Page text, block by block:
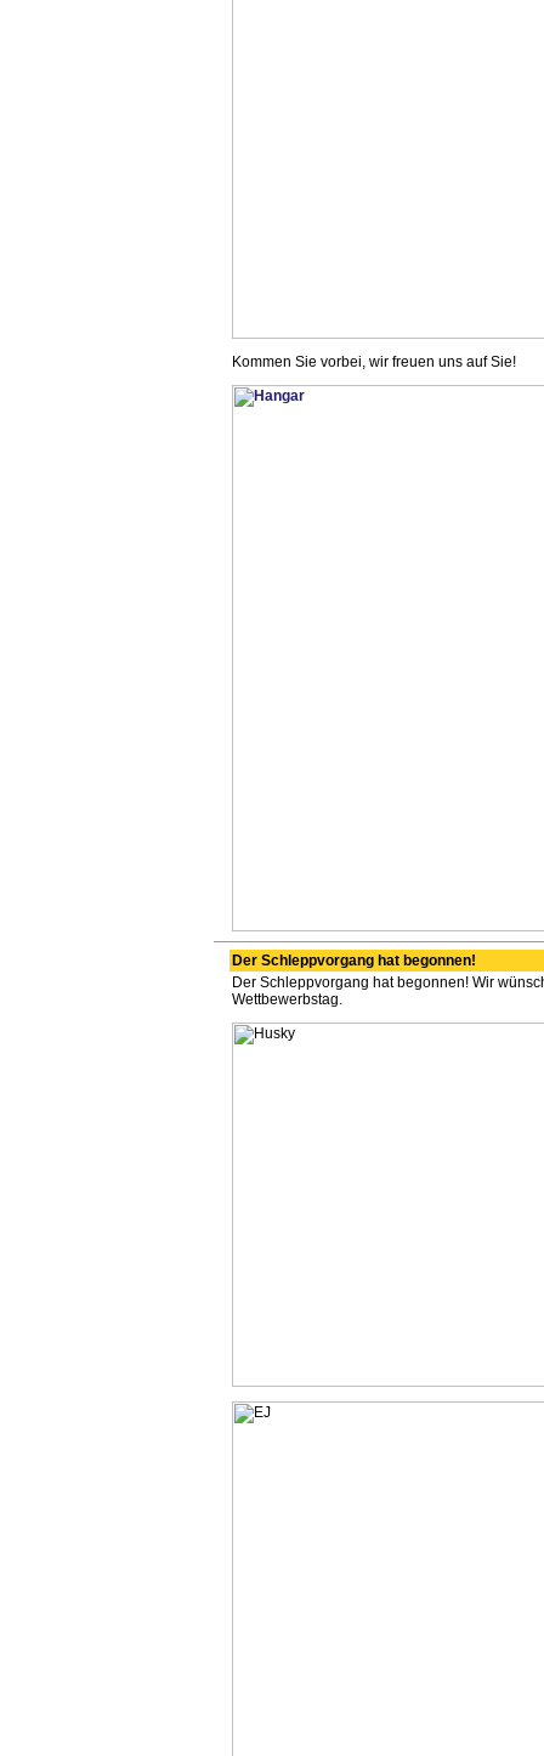
Kommen Sie vorbei, wir freuen uns auf Sie!
Der Schleppvorgang hat begonnen!
Der Schleppvorgang hat begonnen! Wir
Wettbewerbstag.